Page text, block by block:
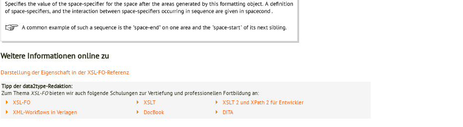
Weitere Informationen online zu
Darstellung der Eigenschaft in der XSL-FO-Referenz
Tipp der data2type-Redaktion:
Zum Thema XSL-FObieten wir auch folgende Schulungen zur Vertiefung und professionellen Fortbildung an:
XSL-FO
XML-Workflows in Verlagen
XSLT
DocBook
XSLT 2 und XPath 2 für Entwickler
DITA